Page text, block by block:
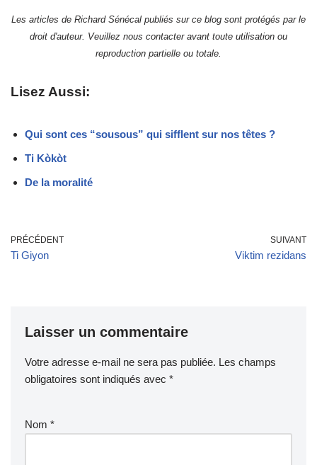
Les articles de Richard Sénécal publiés sur ce blog sont protégés par le
droit d'auteur. Veuillez nous contacter avant toute utilisation ou
reproduction partielle ou totale.
Lisez Aussi:
Qui sont ces “sousous” qui sifflent sur nos têtes ?
Ti Kòkòt
De la moralité
PRÉCÉDENT
Ti Giyon
SUIVANT
Viktim rezidans
Laisser un commentaire
Votre adresse e-mail ne sera pas publiée. Les champs
obligatoires sont indiqués avec *
Nom *